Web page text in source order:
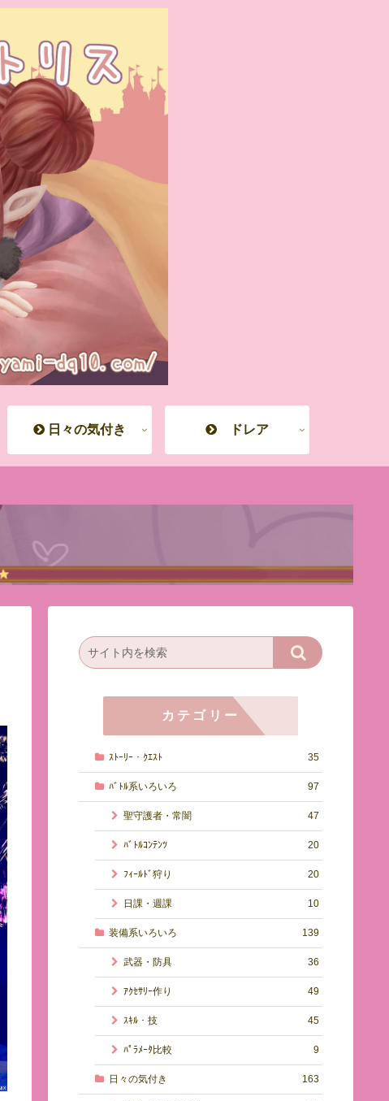
日々の気付き ドレア
カテゴリー
ｽﾄｰﾘｰ・ｸｴｽﾄ 35
ﾊﾞﾄﾙ系いろいろ 97
聖守護者・常闇 47
ﾊﾞﾄﾙｺﾝﾃﾝﾂ 20
ﾌｨｰﾙﾄﾞ狩り 20
日課・週課 10
装備系いろいろ 139
武器・防具 36
ｱｸｾｻﾘｰ作り 49
ｽｷﾙ・技 45
ﾊﾟﾗﾒｰﾀ比較 9
日々の気付き 163